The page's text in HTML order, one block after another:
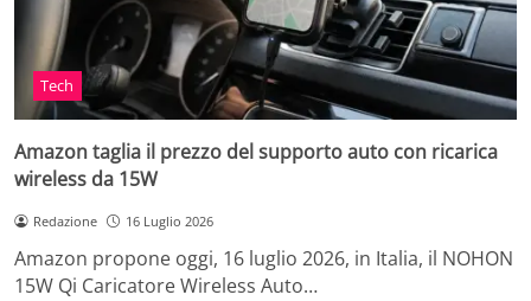
Tech
Amazon taglia il prezzo del supporto auto con ricarica
wireless da 15W
Redazione 16 Luglio 2026
Amazon propone oggi, 16 luglio 2026, in Italia, il NOHON
15W Qi Caricatore Wireless Auto…